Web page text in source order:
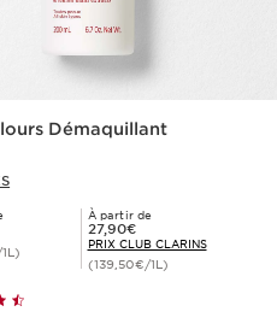
Démaquillant
À partir de
Prix Club Clarins 27,90€
27,90€
PRIX CLUB CLARINS
(139,50€/1L)